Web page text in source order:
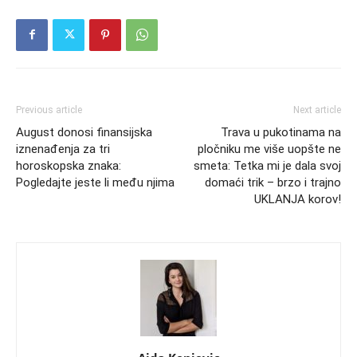
Previous article
August donosi finansijska
iznenađenja za tri
horoskopska znaka:
Pogledajte jeste li među njima
Next article
Trava u pukotinama na
pločniku me više uopšte ne
smeta: Tetka mi je dala svoj
domaći trik – brzo i trajno
UKLANJA korov!